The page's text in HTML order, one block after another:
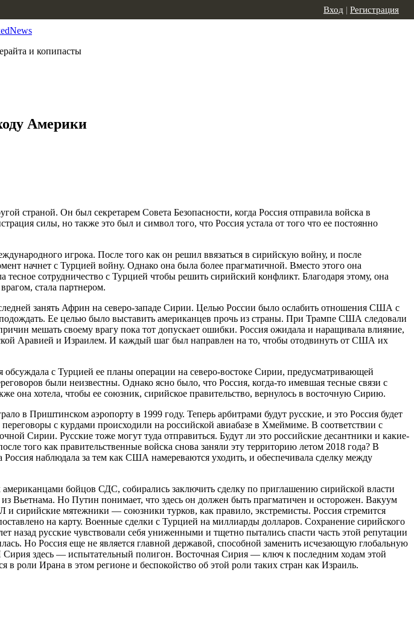
и копипасты
Вход | Регистрация
Америки
страной. Он был секретарем Совета Безопасности, когда Россия отправила войска в
силы, но также это был и символ того, что Россия устала от того что ее постоянно
игрока. После того как он решил ввязаться в сирийскую войну, и после
начнет с Турцией войну. Однако она была более прагматичной. Вместо этого она
тесное сотрудничество с Турцией чтобы решить сирийский конфликт. Благодаря этому, она
стала партнером.
занять Африн на северо-западе Сирии. Целью России было ослабить отношения США с
Ее целью было выставить американцев прочь из страны. При Трампе США следовали
мешать своему врагу пока тот допускает ошибки. Россия ожидала и наращивала влияние,
Аравией и Израилем. И каждый шаг был направлен на то, чтобы отодвинуть от США их
с Турцией ее планы операции на северо-востоке Сирии, предусматривающей
были неизвестны. Однако ясно было, что Россия, когда-то имевшая тесные связи с
она хотела, чтобы ее союзник, сирийское правительство, вернулось в восточную Сирию.
в Приштинском аэропорту в 1999 году. Теперь арбитрами будут русские, и это Россия будет
с курдами происходили на российской авиабазе в Хмеймиме. В соответствии с
Сирии. Русские тоже могут туда отправиться. Будут ли это российские десантники и какие-
того как правительственные войска снова заняли эту территорию летом 2018 года? В
наблюдала за тем как США намереваются уходить, и обеспечивала сделку между
бойцов СДС, собирались заключить сделку по приглашению сирийской власти
Вьетнама. Но Путин понимает, что здесь он должен быть прагматичен и осторожен. Вакуум
сирийские мятежники — союзники турков, как правило, экстремисты. Россия стремится
на карту. Военные сделки с Турцией на миллиарды долларов. Сохранение сирийского
русские чувствовали себя униженными и тщетно пытались спасти часть этой репутации
Но Россия еще не является главной державой, способной заменить исчезающую глобальную
Сирия здесь — испытательный полигон. Восточная Сирия — ключ к последним ходам этой
в роли Ирана в этом регионе и беспокойство об этой роли таких стран как Израиль.